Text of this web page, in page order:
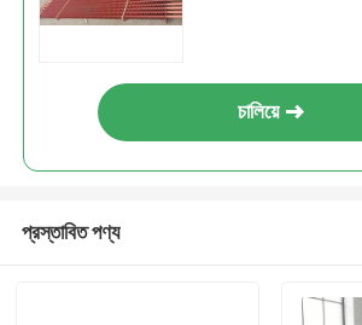
চালিয়ে
প্রস্তাবিত পণ্য